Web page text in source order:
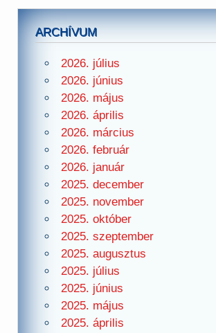
ARCHÍVUM
2026. július
2026. június
2026. május
2026. április
2026. március
2026. február
2026. január
2025. december
2025. november
2025. október
2025. szeptember
2025. augusztus
2025. július
2025. június
2025. május
2025. április